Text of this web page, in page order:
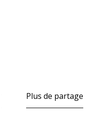
Plus de partage